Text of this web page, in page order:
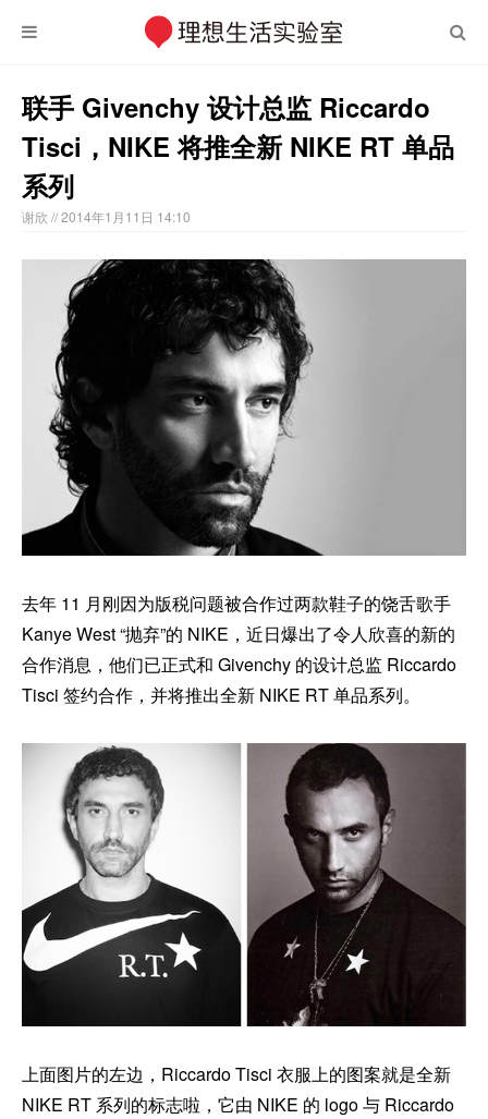
联手 Givenchy 设计总监 Riccardo
Tisci，NIKE 将推全新 NIKE RT 单品
系列
谢欣 // 2014年1月11日 14:10
去年 11 月刚因为版税问题被合作过两款鞋子的饶舌歌手
Kanye West “抛弃”的 NIKE，近日爆出了令人欣喜的新的
合作消息，他们已正式和 Givenchy 的设计总监 Riccardo
Tisci 签约合作，并将推出全新 NIKE RT 单品系列。
上面图片的左边，Riccardo Tisci 衣服上的图案就是全新
NIKE RT 系列的标志啦，它由 NIKE 的 logo 与 Riccardo